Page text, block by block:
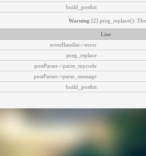
build_postbit
Warning [2] preg_replace():
Line
errorHandler->error
preg_replace
postParser->parse_mycode
postParser->parse_message
build_postbit